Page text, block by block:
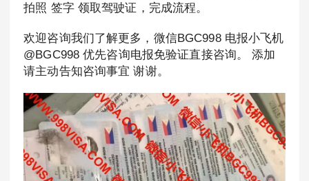
拍照 签字 领取驾驶证，完成流程。
欢迎咨询我们了解更多，微信BGC998 电报小飞机
@BGC998 优先咨询电报免验证直接咨询。 添加
请主动告知咨询事宜 谢谢。